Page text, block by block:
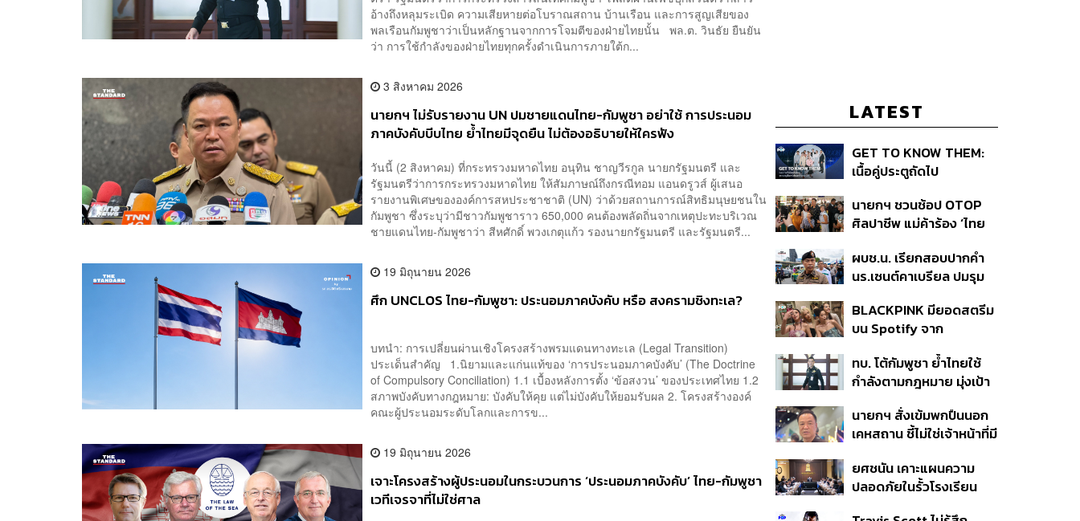
อ้างถึงหลุมระเบิด ความเสียหายต่อโบราณสถาน บ้านเรือน และการสูญเสียของ
พลเรือนกัมพูชาว่าเป็นหลักฐานจากการโจมตีของฝ่ายไทยนั้น พล.ต. วินธัย ยืนยัน
ว่า การใช้กำลังของฝ่ายไทยทุกครั้งดำเนินการภายใต้ก...
3 สิงหาคม 2026
นายกฯ ไม่รับรายงาน UN ปมชายแดนไทย-กัมพูชา อย่าใช้ การประนอม
ภาคบังคับบีบไทย ย้ำไทยมีจุดยืน ไม่ต้องอธิบายให้ใครฟัง
วันนี้ (2 สิงหาคม) ที่กระทรวงมหาดไทย อนุทิน ชาญวีรกูล นายกรัฐมนตรี และ
รัฐมนตรีว่าการกระทรวงมหาดไทย ให้สัมภาษณ์ถึงกรณีทอม แอนดรูวส์ ผู้เสนอ
รายงานพิเศษขององค์การสหประชาชาติ (UN) ว่าด้วยสถานการณ์สิทธิมนุษยชนใน
กัมพูชา ซึ่งระบุว่ามีชาวกัมพูชาราว 650,000 คนต้องพลัดถิ่นจากเหตุปะทะบริเวณ
ชายแดนไทย-กัมพูชาว่า สีหศักดิ์ พวงเกตุแก้ว รองนายกรัฐมนตรี และรัฐมนตรี...
19 มิถุนายน 2026
ศึก UNCLOS ไทย-กัมพูชา: ประนอมภาคบังคับ หรือ สงครามชิงทะเล?
บทนำ: การเปลี่ยนผ่านเชิงโครงสร้างพรมแดนทางทะเล (Legal Transition)
ประเด็นสำคัญ 1.นิยามและแก่นแท้ของ ‘การประนอมภาคบังคับ’ (The Doctrine
of Compulsory Conciliation) 1.1 เบื้องหลังการตั้ง ‘ข้อสงวน’ ของประเทศไทย 1.2
สภาพบังคับทางกฎหมาย: บังคับให้คุย แต่ไม่บังคับให้ยอมรับผล 2. โครงสร้างองค์
คณะผู้ประนอมระดับโลกและการข...
19 มิถุนายน 2026
เจาะโครงสร้างผู้ประนอมในกระบวนการ ‘ประนอมภาคบังคับ’ ไทย-กัมพูชา
เวทีเจรจาที่ไม่ใช่ศาล
LATEST
GET TO KNOW THEM:
เนื้อคู่ประตูถัดไป
นายกฯ ชวนช้อป OTOP
ศิลปาชีพ แม่ค้าร้อง ‘ไทย
ถามมีต่อไหม นายกฯ ตอบ
‘เดี๋ยวจะพยายาม’
ผบช.น. เรียกสอบปากคำ
นร.เซนต์คาเบรียล ปมรุม
ดำเนินคดีแล้ว
BLACKPINK มียอดสตรีม
บน Spotify จาก
ครั้ง ตลอด 10 ปีที่ผ่านมา
ทบ. โต้กัมพูชา ย้ำไทยใช้
กำลังตามกฎหมาย มุ่งเป้า
หายไทยไม่อาจลบด้วย
ข้อมูลบิดเบือน
นายกฯ สั่งเข้มพกปืนนอก
เคหสถาน ชี้ไม่ใช่เจ้าหน้าที่มี
ก่อเหตุ เจ้าของร่วมรับผิด
ยศชนัน เคาะแผนความ
ปลอดภัยในรั้วโรงเรียน